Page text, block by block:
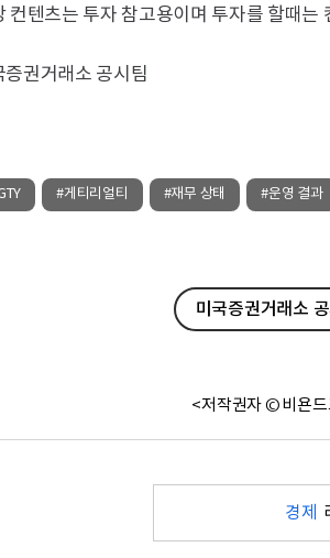
컨텐츠는 투자 참고용이며 투자를 할때
증권거래소 공시팀
#게티리얼티 #재무 상태 #운영 결과
미국증권거래소
<저작권자 © 비욘드
경제